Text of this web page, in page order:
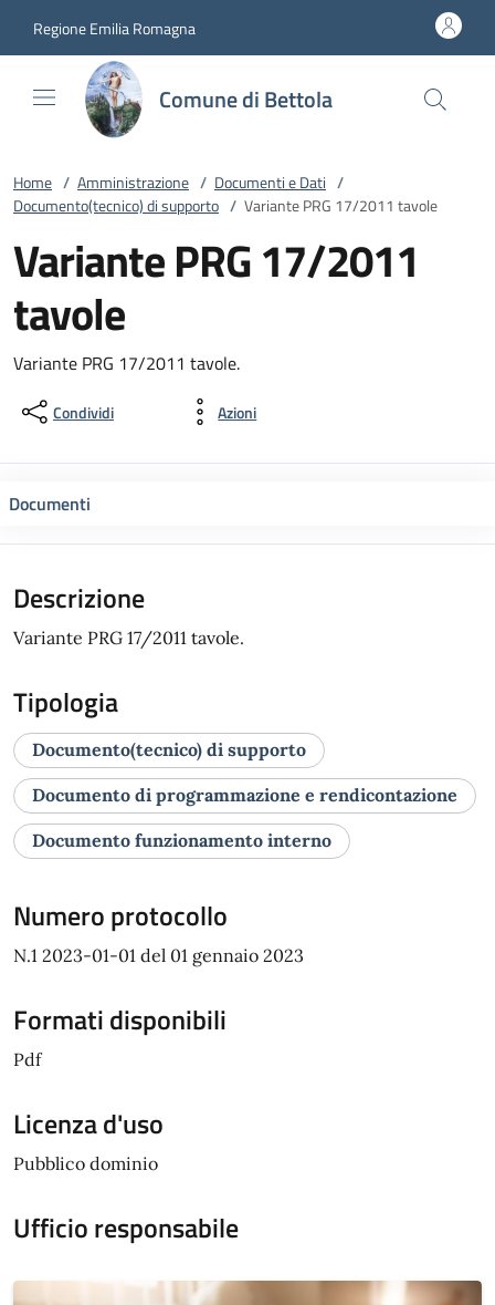
Regione Emilia Romagna
Comune di Bettola
Home / Amministrazione / Documenti e Dati /
Documento(tecnico) di supporto / Variante PRG 17/2011 tavole
Variante PRG 17/2011
tavole
Variante PRG 17/2011 tavole.
Condividi Azioni
Documenti
Descrizione
Variante PRG 17/2011 tavole.
Tipologia
Documento(tecnico) di supporto
Documento di programmazione e rendicontazione
Documento funzionamento interno
Numero protocollo
N.1 2023-01-01 del 01 gennaio 2023
Formati disponibili
Pdf
Licenza d'uso
Pubblico dominio
Ufficio responsabile